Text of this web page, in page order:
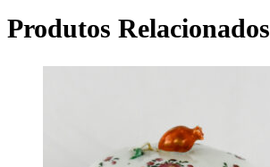
Produtos Relacionados